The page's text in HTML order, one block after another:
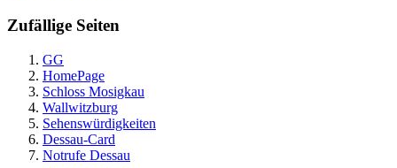
Zufällige Seiten
GG
HomePage
Schloss Mosigkau
Wallwitzburg
Sehenswürdigkeiten
Dessau-Card
Notrufe Dessau